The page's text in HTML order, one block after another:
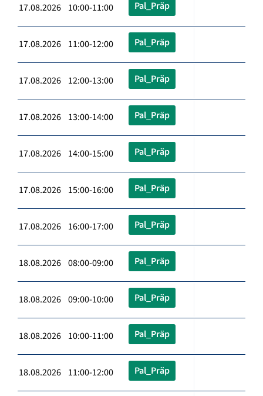
17.08.2026 10:00-11:00 Pal_Präp
17.08.2026 11:00-12:00 Pal_Präp
17.08.2026 12:00-13:00 Pal_Präp
17.08.2026 13:00-14:00 Pal_Präp
17.08.2026 14:00-15:00 Pal_Präp
17.08.2026 15:00-16:00 Pal_Präp
17.08.2026 16:00-17:00 Pal_Präp
18.08.2026 08:00-09:00 Pal_Präp
18.08.2026 09:00-10:00 Pal_Präp
18.08.2026 10:00-11:00 Pal_Präp
18.08.2026 11:00-12:00 Pal_Präp